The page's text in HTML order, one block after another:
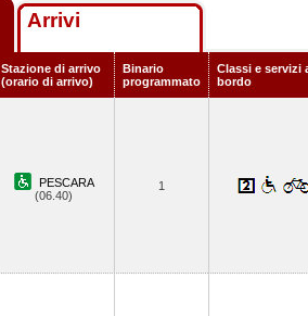
Arrivi
Stazione di arrivo
(orario di arrivo)
Binario
programmato
Classi e servizi
bordo
PESCARA
(06.40)
1